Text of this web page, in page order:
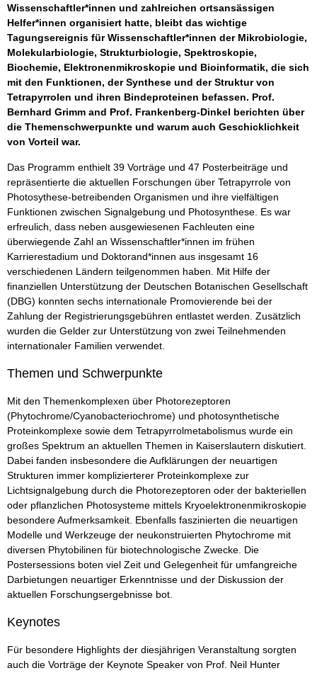
Wissenschaftler*innen und zahlreichen ortsansässigen
Helfer*innen organisiert hatte, bleibt das wichtige
Tagungsereignis für Wissenschaftler*innen der Mikrobiologie,
Molekularbiologie, Strukturbiologie, Spektroskopie,
Biochemie, Elektronenmikroskopie und Bioinformatik, die sich
mit den Funktionen, der Synthese und der Struktur von
Tetrapyrrolen und ihren Bindeproteinen befassen. Prof.
Bernhard Grimm and Prof. Frankenberg-Dinkel berichten über
die Themenschwerpunkte und warum auch Geschicklichkeit
von Vorteil war.
Das Programm enthielt 39 Vorträge und 47 Posterbeiträge und
repräsentierte die aktuellen Forschungen über Tetrapyrrole von
Photosythese-betreibenden Organismen und ihre vielfältigen
Funktionen zwischen Signalgebung und Photosynthese. Es war
erfreulich, dass neben ausgewiesenen Fachleuten eine
überwiegende Zahl an Wissenschaftler*innen im frühen
Karrierestadium und Doktorand*innen aus insgesamt 16
verschiedenen Ländern teilgenommen haben. Mit Hilfe der
finanziellen Unterstützung der Deutschen Botanischen Gesellschaft
(DBG) konnten sechs internationale Promovierende bei der
Zahlung der Registrierungsgebühren entlastet werden. Zusätzlich
wurden die Gelder zur Unterstützung von zwei Teilnehmenden
internationaler Familien verwendet.
Themen und Schwerpunkte
Mit den Themenkomplexen über Photorezeptoren
(Phytochrome/Cyanobacteriochrome) und photosynthetische
Proteinkomplexe sowie dem Tetrapyrrolmetabolismus wurde ein
großes Spektrum an aktuellen Themen in Kaiserslautern diskutiert.
Dabei fanden insbesondere die Aufklärungen der neuartigen
Strukturen immer komplizierterer Proteinkomplexe zur
Lichtsignalgebung durch die Photorezeptoren oder der bakteriellen
oder pflanzlichen Photosysteme mittels Kryoelektronenmikroskopie
besondere Aufmerksamkeit. Ebenfalls faszinierten die neuartigen
Modelle und Werkzeuge der neukonstruierten Phytochrome mit
diversen Phytobilinen für biotechnologische Zwecke. Die
Postersessions boten viel Zeit und Gelegenheit für umfangreiche
Darbietungen neuartiger Erkenntnisse und der Diskussion der
aktuellen Forschungsergebnisse bot.
Keynotes
Für besondere Highlights der diesjährigen Veranstaltung sorgten
auch die Vorträge der Keynote Speaker von Prof. Neil Hunter